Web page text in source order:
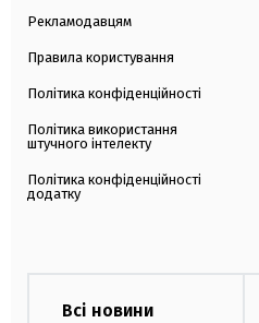
Рекламодавцям
Правила користування
Політика конфіденційності
Політика використання
штучного інтелекту
Політика конфіденційності
додатку
Всі новини